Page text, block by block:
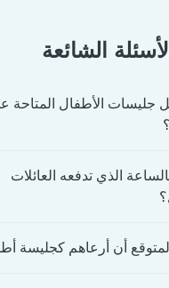
الأسئلة الشائعة
الأطفال المتاحة
الذي تدفعه العائلات
أن أرعاهم كجليسة